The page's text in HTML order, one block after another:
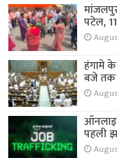
पटेल,
हंगामे
बजे तक
पहली